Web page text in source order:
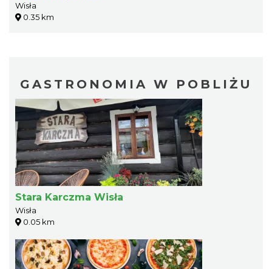
Wisła
0.35 km
GASTRONOMIA W POBLIŻU
Stara Karczma Wisła
Wisła
0.05 km